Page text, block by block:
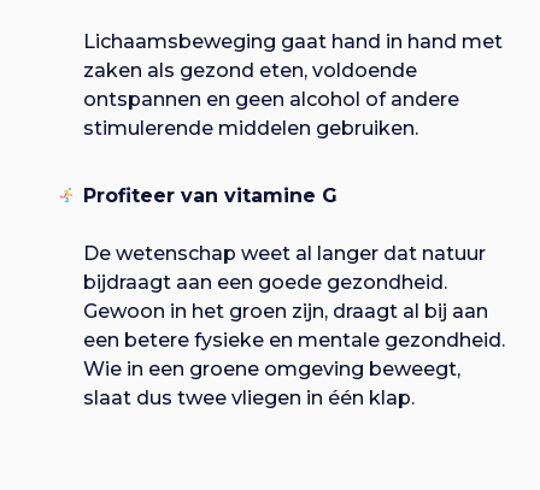
Lichaamsbeweging gaat hand in hand met
zaken als gezond eten, voldoende
ontspannen en geen alcohol of andere
stimulerende middelen gebruiken.
Profiteer van vitamine G
De wetenschap weet al langer dat natuur
bijdraagt aan een goede gezondheid.
Gewoon in het groen zijn, draagt al bij aan
een betere fysieke en mentale gezondheid.
Wie in een groene omgeving beweegt,
slaat dus twee vliegen in één klap.